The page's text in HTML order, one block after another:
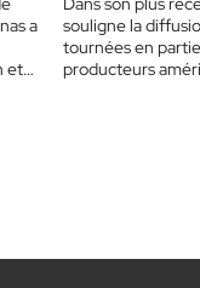
a
et
souligne la
tournées en
producteurs